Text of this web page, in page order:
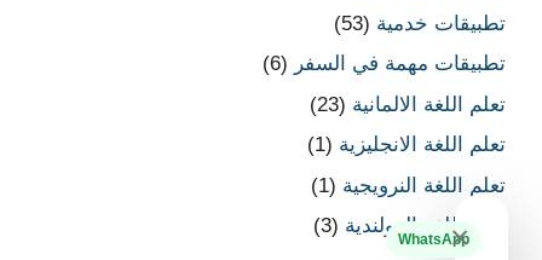
تطبيقات خدمية (53)
تطبيقات مهمة في السفر (6)
تعلم اللغة الالمانية (23)
تعلم اللغة الانجليزية (1)
تعلم اللغة النرويجية (1)
تعلم اللغة الهولندية (3) ×
WhatsApp